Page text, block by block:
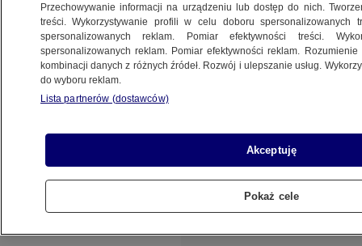
10.06.2023, 14:20
Udostępnij
Ulewy nawiedziły Kubę, przynosząc ze sobą
części wyspy, gdzie rzeki wystąpiły z brzegów i
zalały mosty prowadzące do kilku wiosek. Jak
przekazały władze, w powodziach zginęła co
Przechowywanie informacji na urządzeniu lub dostęp do nich.
treści. Wykorzystywanie profili w celu doboru spersonalizowanych
spersonalizowanych reklam. Pomiar efektywności treści.
spersonalizowanych reklam. Pomiar efektywności reklam.
kombinacji danych z różnych źródeł. Rozwój i ulepszanie usług.
do wyboru reklam.
Lista partnerów (dostawców)
Akceptuję
Pokaż cele